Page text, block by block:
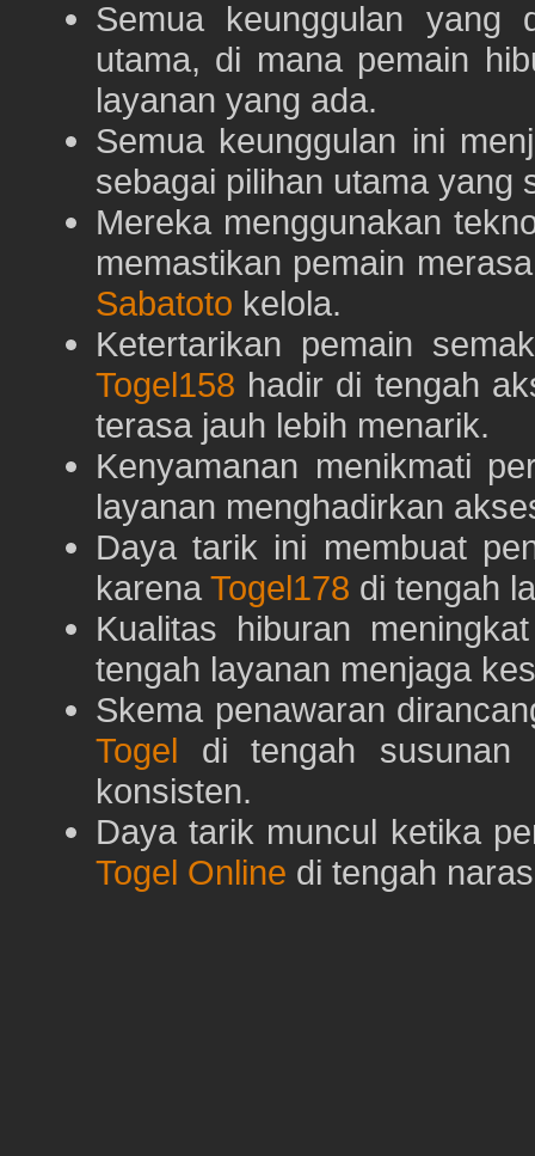
Semua keunggulan yang
utama, di mana pemain
layanan yang ada.
Semua keunggulan ini
sebagai pilihan utama yang
Mereka menggunakan
memastikan pemain
Sabatoto kelola.
Ketertarikan pemain
Togel158 hadir di tengah
terasa jauh lebih menarik.
Kenyamanan menikmati
layanan menghadirkan
Daya tarik ini membuat
karena Togel178 di tengah
Kualitas hiburan
tengah layanan menjaga
Skema penawaran
Togel di tengah susunan
konsisten.
Daya tarik muncul ketika
Togel Online di tengah